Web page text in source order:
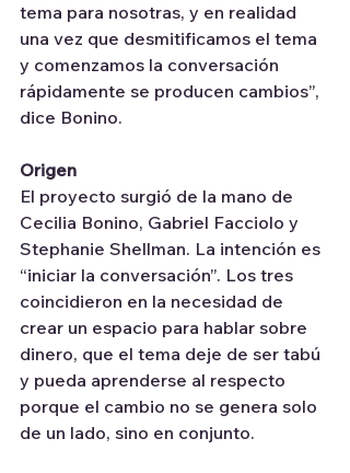
tema para nosotras, y en realidad
una vez que desmitificamos el tema
y comenzamos la conversación
rápidamente se producen cambios”,
dice Bonino.
Origen
El proyecto surgió de la mano de
Cecilia Bonino, Gabriel Facciolo y
Stephanie Shellman. La intención es
“iniciar la conversación”. Los tres
coincidieron en la necesidad de
crear un espacio para hablar sobre
dinero, que el tema deje de ser tabú
y pueda aprenderse al respecto
porque el cambio no se genera solo
de un lado, sino en conjunto.